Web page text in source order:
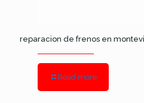
reparacion de frenos en
Read more